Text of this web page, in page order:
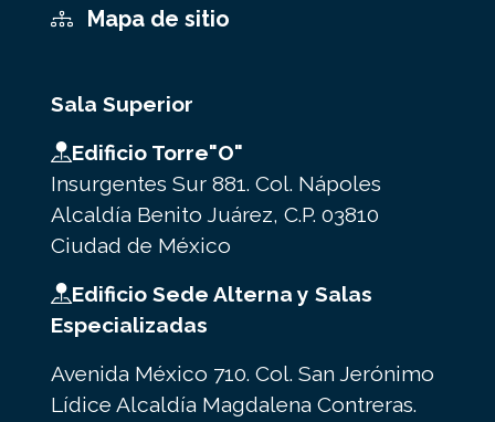
Mapa de sitio
Sala Superior
Edificio Torre"O"
Insurgentes Sur 881. Col. Nápoles
Alcaldía Benito Juárez, C.P. 03810
Ciudad de México
Edificio Sede Alterna y Salas
Especializadas
Avenida México 710. Col. San Jerónimo
Lídice Alcaldía Magdalena Contreras.